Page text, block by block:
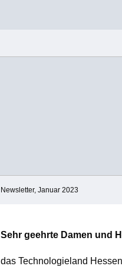
Newsletter, Januar 2023
Sehr geehrte Damen und
das Technologieland